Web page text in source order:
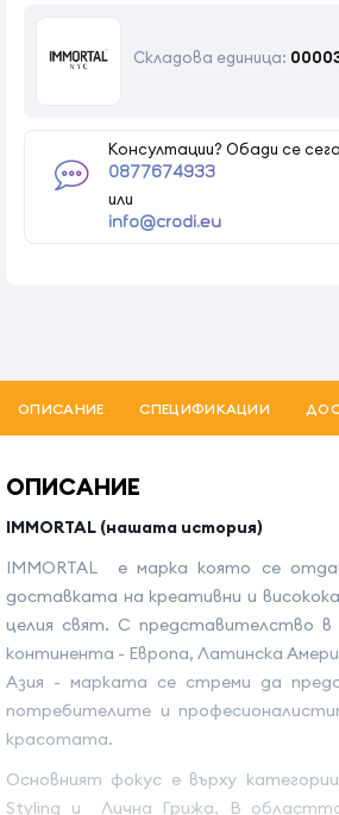
Складова единица:
Консултации? Обади се сега
0877674933
или
info@crodi.eu
ОПИСАНИЕ СПЕЦИФИКАЦИИ
ОПИСАНИЕ
IMMORTAL (нашата история)
IMMORTAL е марка която се
доставката на креативни и
целия свят. С представителство
континента - Европа, Латинска
Азия - марката се стреми да
потребителите и
красотата.
Основният фокус е върху
Styling и Лична Грижа. В